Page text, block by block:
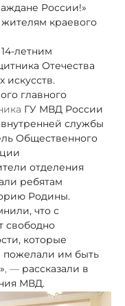
России!»
краевого
летним
Отечества
искусств.
главного
ГУ МВД России
службы
Общественного
отделения
ребятам
Родины.
что с
свободно
которые
пожелали им быть
, — рассказали в
МВД.